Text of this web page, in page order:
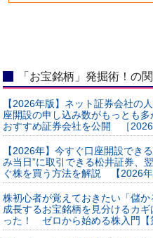
「お宝銘柄」発掘術！の
【2026年版】ネット証券会社
座開設の申し込み数がもっとも
おすすめ証券会社を公開 ［2026
【2026年】今すぐ口座開設でき
み当日”に取引できる松井証券、
ぐ株を買う方法を解説 【2026
株初心者が覚えておきたい「儲
成長するお宝銘柄を見分けるカ
った！ ゼロから始める株入門【